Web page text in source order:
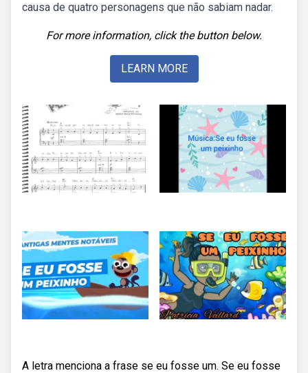
causa de quatro personagens que não sabiam nadar.
For more information, click the button below.
LEARN MORE
A letra menciona a frase se eu fosse um. Se eu fosse